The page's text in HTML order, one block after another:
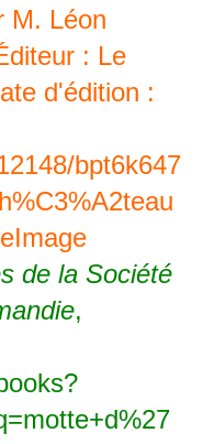
M. Léon
: Le
d'édition :
bpt6k647
de la Société
,